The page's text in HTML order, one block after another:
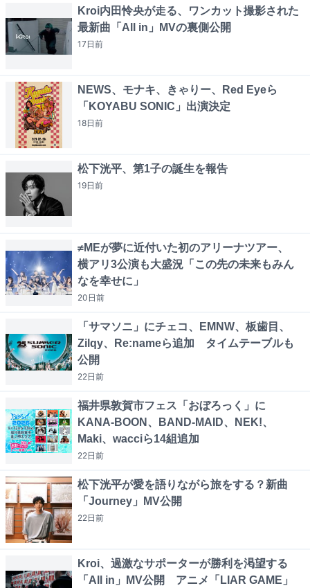
Kroi内田怜央が走る、ワンカット撮影された
最新曲「All in」MVの裏側公開
17日前
NEWS、モナキ、きゃりー、Red Eyeら
「KOYABU SONIC」出演決定
18日前
松下洸平、第1子の誕生を報告
19日前
≠MEが夢に近付いた初のアリーナツアー、
横アリ3公演も大盛況「この先の未来もみん
なを幸せに」
20日前
「サマソニ」にチェコ、EMNW、板歯目、
Zilqy、Re:nameら追加 タイムテーブルも
公開
22日前
福井県敦賀市フェス「おぼろっく」に
KANA-BOON、BAND-MAID、NEK!、
Maki、wacciら14組追加
22日前
松下洸平が愛を語りながら旅をする？新曲
「Journey」MV公開
22日前
Kroi、過激なサポーターが勝利を渇望する
「All in」MV公開 アニメ「LIAR GAME」